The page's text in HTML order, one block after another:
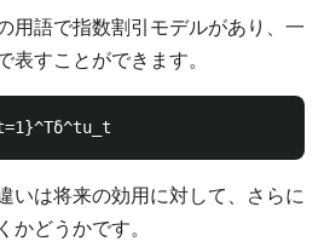
用語で指数割引モデルがあり、一
すことができます。
いは将来の効用に対して、さらに
かどうかです。